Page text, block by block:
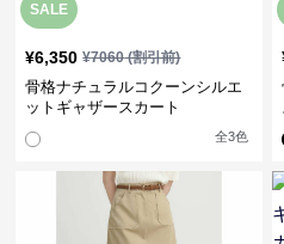
SALE
¥6,350 ¥7060(割引前)
骨格ナチュラルコクーンシルエ
ットギャザースカート
全3色